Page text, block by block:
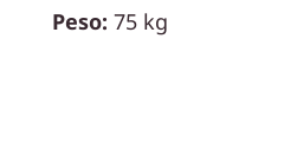
Peso: 75 kg